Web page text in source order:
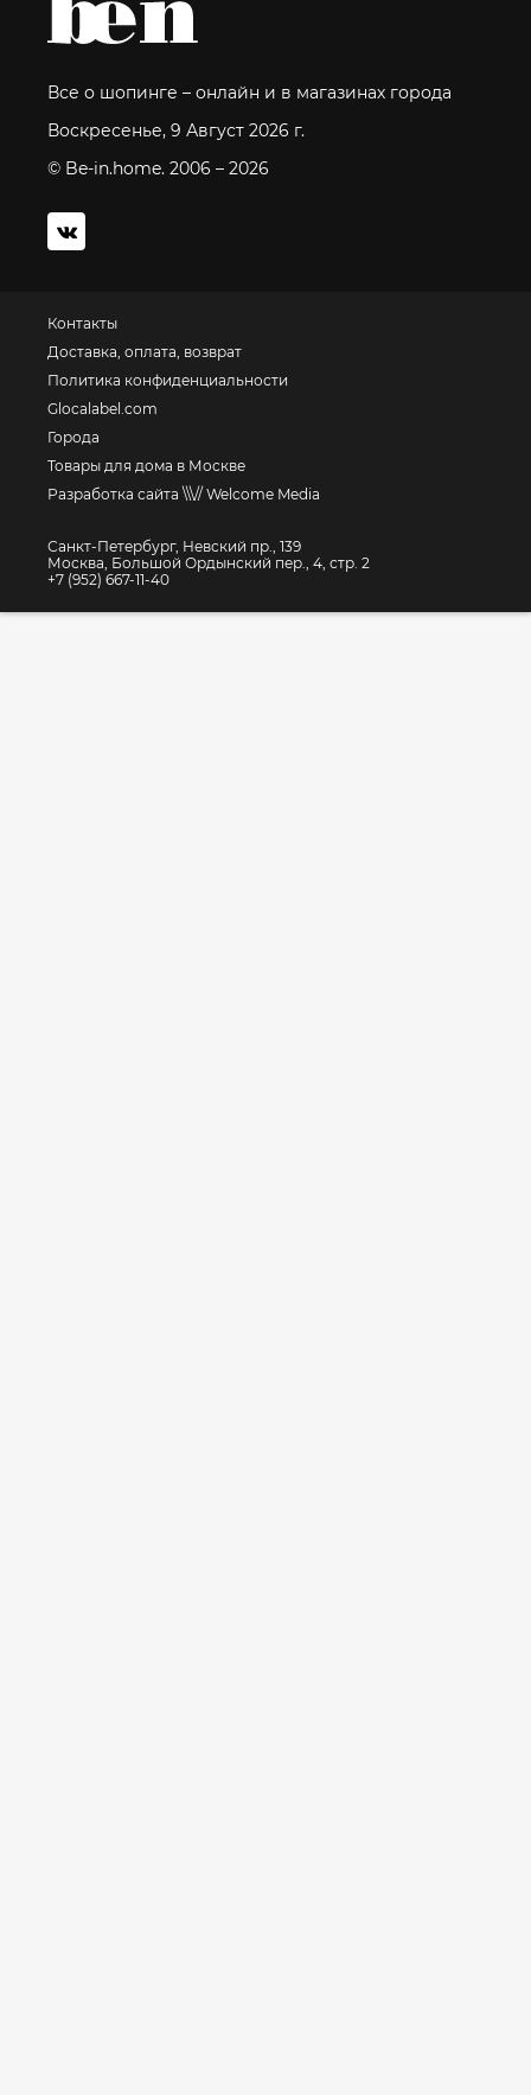
Все о шопинге – онлайн и в магазинах города
Воскресенье, 9 Август 2026 г.
© Be-in.home. 2006 – 2026
Контакты
Доставка, оплата, возврат
Политика конфиденциальности
Glocalabel.com
Города
Товары для дома в Москве
Разработка сайта \\\// Welcome Media
Санкт-Петербург, Невский пр., 139
Москва, Большой Ордынский пер., 4, стр. 2
+7 (952) 667-11-40